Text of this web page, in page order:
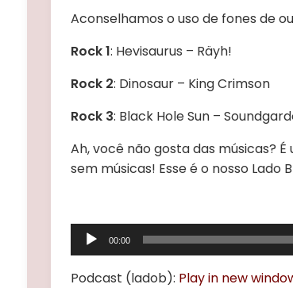
Aconselhamos o uso de fones de
Rock 1: Hevisaurus – Räyh!
Rock 2: Dinosaur – King Crimson
Rock 3: Black Hole Sun –
Ah, você não gosta das músicas?
sem músicas! Esse é o nosso Lado
Tocador
de
áudio
00:00
Podcast (ladob): Play in new